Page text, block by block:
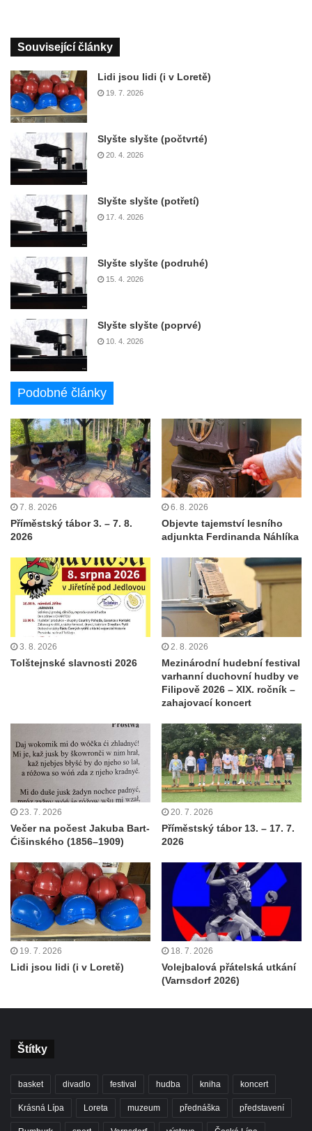
Související články
Lidi jsou lidi (i v Loretě)
19. 7. 2026
Slyšte slyšte (počtvrté)
20. 4. 2026
Slyšte slyšte (potřetí)
17. 4. 2026
Slyšte slyšte (podruhé)
15. 4. 2026
Slyšte slyšte (poprvé)
10. 4. 2026
Podobné články
7. 8. 2026
Příměstský tábor 3. – 7. 8.
2026
6. 8. 2026
Objevte tajemství lesního
adjunkta Ferdinanda Náhlíka
3. 8. 2026
Tolštejnské slavnosti 2026
2. 8. 2026
Mezinárodní hudební festival
varhanní duchovní hudby ve
Filipově 2026 – XIX. ročník –
zahajovací koncert
23. 7. 2026
Večer na počest Jakuba Bart-
Ćišinského (1856–1909)
20. 7. 2026
Příměstský tábor 13. – 17. 7.
2026
19. 7. 2026
Lidi jsou lidi (i v Loretě)
18. 7. 2026
Volejbalová přátelská utkání
(Varnsdorf 2026)
Štítky
basket divadlo festival hudba kniha koncert
Krásná Lípa Loreta muzeum přednáška představení